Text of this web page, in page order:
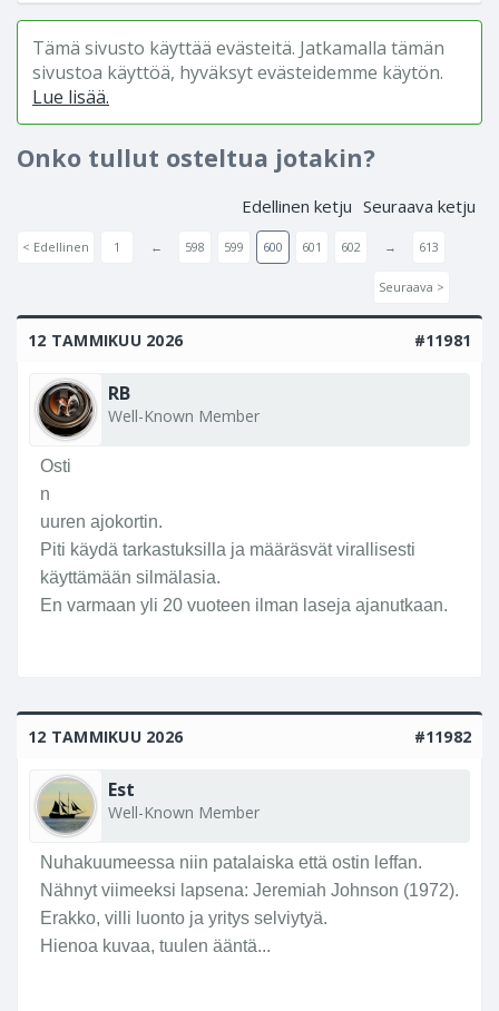
Tämä sivusto käyttää evästeitä. Jatkamalla tämän
sivustoa käyttöä, hyväksyt evästeidemme käytön.
Lue lisää.
Onko tullut osteltua jotakin?
Edellinen ketju Seuraava ketju
< Edellinen 1 ← 598 599 600 601 602 → 613
Seuraava >
12 TAMMIKUU 2026 #11981
RB
Well-Known Member
Osti
n
uuren ajokortin.
Piti käydä tarkastuksilla ja määräsvät virallisesti
käyttämään silmälasia.
En varmaan yli 20 vuoteen ilman laseja ajanutkaan.
12 TAMMIKUU 2026 #11982
Est
Well-Known Member
Nuhakuumeessa niin patalaiska että ostin leffan.
Nähnyt viimeeksi lapsena: Jeremiah Johnson (1972).
Erakko, villi luonto ja yritys selviytyä.
Hienoa kuvaa, tuulen ääntä...